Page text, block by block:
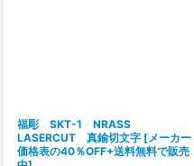
福彫 SKT-1 NRASS
LASERCUT 真鍮切文字 [メーカー
価格表の40％OFF+送料無料で販売